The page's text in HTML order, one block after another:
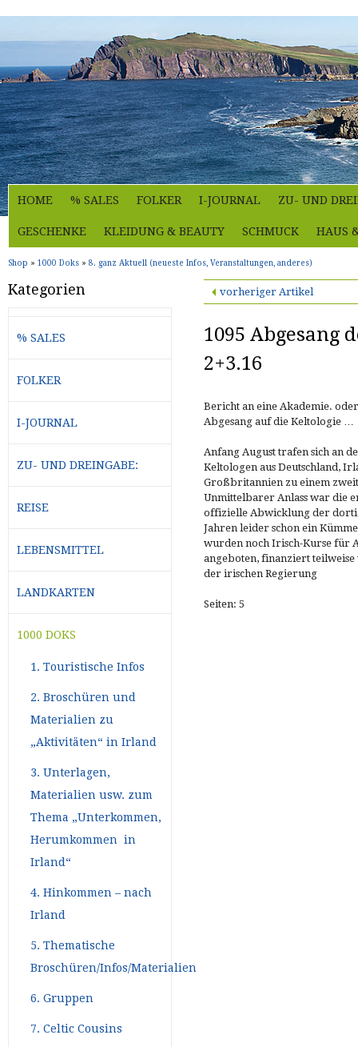
HOME % SALES FOLKER I-JOURNAL ZU- UND
GESCHENKE KLEIDUNG & BEAUTY SCHMUCK HAUS
Shop » 1000 Doks » 8. ganz Aktuell (neueste Infos, Veranstaltungen, anderes)
vorheriger Artikel
1095 Abgesang
2+3.16
Bericht an eine Akademie.
Abgesang auf die Keltologie …
Anfang August trafen sich an
Keltologen aus Deutschland,
Großbritannien zu einem
Unmittelbarer Anlass war die
offizielle Abwicklung der
Jahren leider schon ein
wurden noch Irisch-Kurse für
angeboten, finanziert teilweise
der irischen Regierung
Seiten: 5
Kategorien
% SALES
FOLKER
I-JOURNAL
ZU- UND DREINGABE:
REISE
LEBENSMITTEL
LANDKARTEN
1000 DOKS
1. Touristische Infos
2. Broschüren und
Materialien zu
„Aktivitäten“ in Irland
3. Unterlagen,
Materialien usw. zum
Thema „Unterkommen,
Herumkommen in
Irland“
4. Hinkommen – nach
Irland
5. Thematische
Broschüren/Infos/Materialien
6. Gruppen
7. Celtic Cousins